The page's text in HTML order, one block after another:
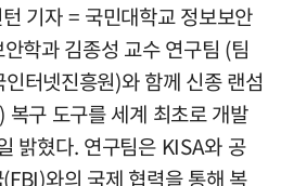
기자 = 국민대학교 정보보안
학과 김종성 교수 연구팀 (팀
터넷진흥원)와 함께 신종 랜섬
복구 도구를 세계 최초로 개발
밝혔다. 연구팀은 KISA와 공
와의 국제 협력을 통해 복